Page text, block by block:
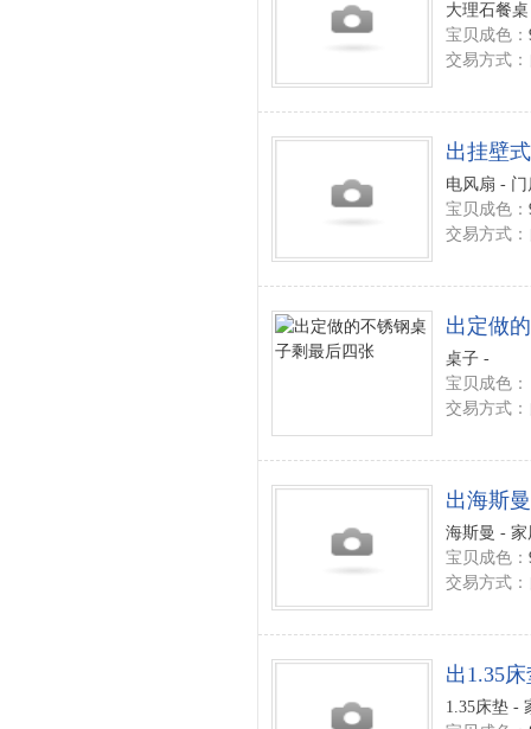
大理石餐
宝贝成色：
交易方式：
出挂壁
电风扇 -
宝贝成色：
交易方式：
出定做
桌子 -
宝贝成色：
交易方式：
出海斯
海斯曼 - 家
宝贝成色：
交易方式：
出1.35
1.35床垫 -